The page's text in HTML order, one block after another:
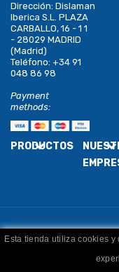
Dirección: Dislaman
Iberica S.L. PLAZA
CARBALLO, 16 - 1 1
- 28029 MADRID
(Madrid)
Teléfono: +34 91
048 86 98
Payment
methods:
PRODUCTOS
Esta tienda utiliza cookies